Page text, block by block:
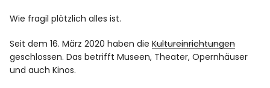
Wie fragil plötzlich alles ist.
Seit dem 16. März 2020 haben dieKultureinrichtungen
geschlossen. Das betrifft Museen, Theater, Opernhäuser
und auch Kinos.